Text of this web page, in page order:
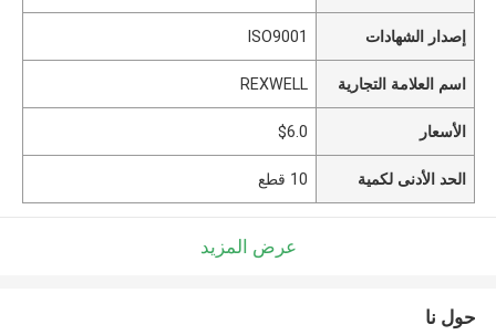
إصدار الشهادات ISO9001
اسم العلامة التجارية REXWELL
الأسعار $6.0
الحد الأدنى لكمية 10 قطع
عرض المزيد
حول نا